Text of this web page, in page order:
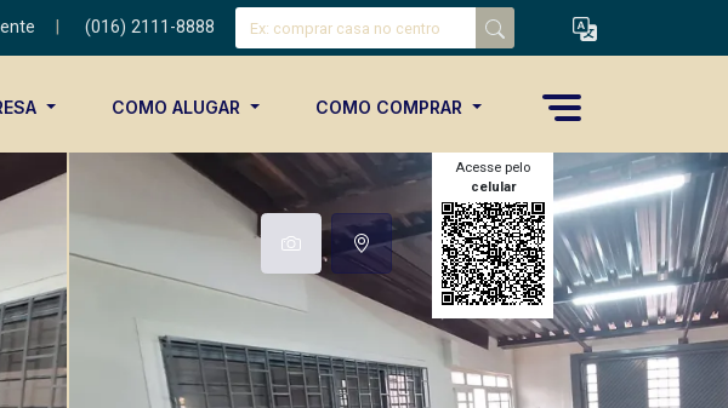
(016) 2111-8888
COMO ALUGAR COMO COMPRAR
Acesse pelo
celular